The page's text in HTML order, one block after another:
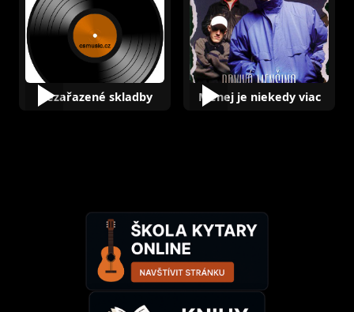
Nezařazené skladby Menej je niekedy viac